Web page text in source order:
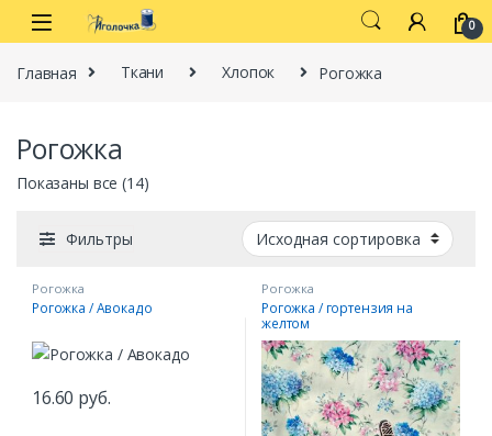
Перейти к навигации
перейти к содержанию
0
Главная Ткани Хлопок Рогожка
Рогожка
Показаны все (14)
Фильтры
Рогожка
Рогожка / Авокадо
16.60 руб.
Рогожка
Рогожка / гортензия на
желтом